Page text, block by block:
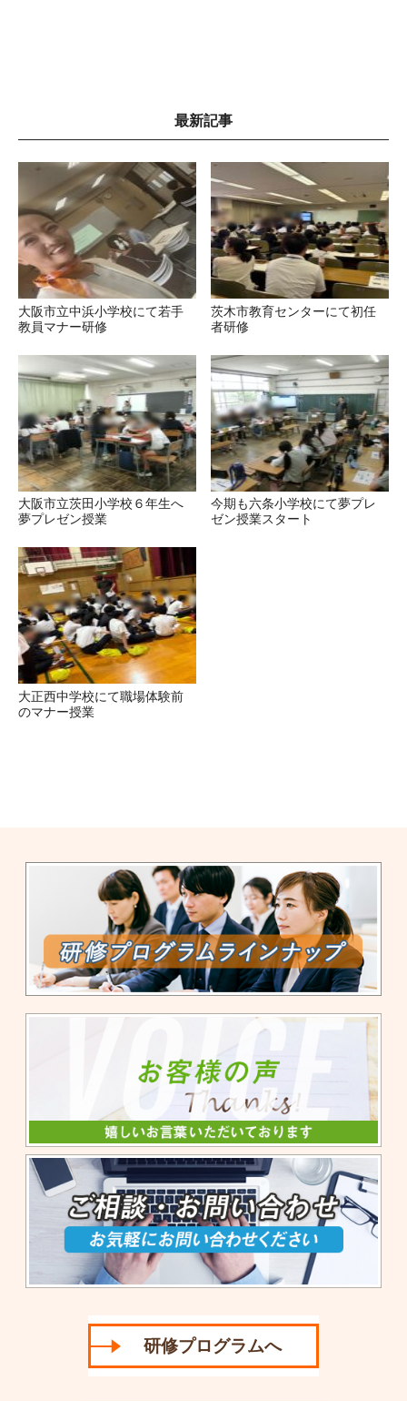
最新記事
大阪市立中浜小学校にて若手
教員マナー研修
茨木市教育センターにて初任
者研修
大阪市立茨田小学校６年生へ
夢プレゼン授業
今期も六条小学校にて夢プレ
ゼン授業スタート
大正西中学校にて職場体験前
のマナー授業
研修プログラムへ